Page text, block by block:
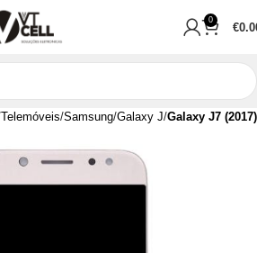
0
€
Telemóveis Samsung Galaxy J Galaxy J7 (2017)